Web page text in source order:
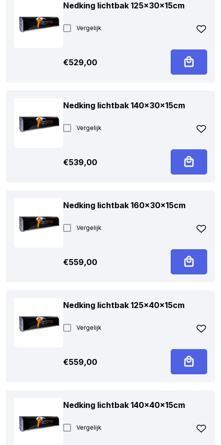
Nedking lichtbak 125x30x15cm
Vergelijk
€529,00
Nedking lichtbak 140x30x15cm
Vergelijk
€539,00
Nedking lichtbak 160x30x15cm
Vergelijk
€559,00
Nedking lichtbak 125x40x15cm
Vergelijk
€559,00
Nedking lichtbak 140x40x15cm
Vergelijk